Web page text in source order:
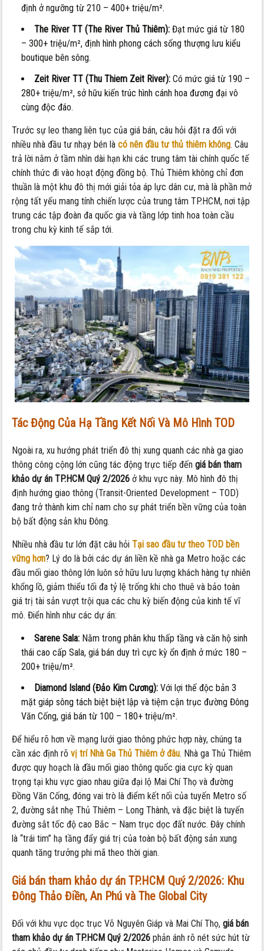
định ở ngưỡng từ 210 – 400+ triệu/m².
The River TT (The River Thủ Thiêm): Đạt mức giá từ 180
– 300+ triệu/m², định hình phong cách sống thượng lưu kiểu
boutique bên sông.
Zeit River TT (Thu Thiem Zeit River): Có mức giá từ 190 –
280+ triệu/m², sở hữu kiến trúc hình cánh hoa đương đại vô
cùng độc đáo.
Trước sự leo thang liên tục của giá bán, câu hỏi đặt ra đối với
nhiều nhà đầu tư nhạy bén làcó nên đầu tư thủ thiêm không. Câu
trả lời nằm ở tầm nhìn dài hạn khi các trung tâm tài chính quốc tế
chính thức đi vào hoạt động đồng bộ. Thủ Thiêm không chỉ đơn
thuần là một khu đô thị mới giải tỏa áp lực dân cư, mà là phần mở
rộng tất yếu mang tính chiến lược của trung tâm TP.HCM, nơi tập
trung các tập đoàn đa quốc gia và tầng lớp tinh hoa toàn cầu
trong chu kỳ kinh tế sắp tới.
Tác Động Của Hạ Tầng Kết Nối Và Mô Hình TOD
Ngoài ra, xu hướng phát triển đô thị xung quanh các nhà ga giao
thông công cộng lớn cũng tác động trực tiếp đếngiá bán tham
khảo dự án TP.HCM Quý 2/2026 ở khu vực này. Mô hình đô thị
định hướng giao thông (Transit-Oriented Development – TOD)
đang trở thành kim chỉ nam cho sự phát triển bền vững của toàn
bộ bất động sản khu Đông.
Nhiều nhà đầu tư lớn đặt câu hỏiTại sao đầu tư theo TOD bền
vững hơn? Lý do là bởi các dự án liền kề nhà ga Metro hoặc các
đầu mối giao thông lớn luôn sở hữu lưu lượng khách hàng tự nhiên
khổng lồ, giảm thiểu tối đa tỷ lệ trống khi cho thuê và bảo toàn
giá trị tài sản vượt trội qua các chu kỳ biến động của kinh tế vĩ
mô. Điển hình như các dự án:
Sarene Sala: Nằm trong phân khu thấp tầng và căn hộ sinh
thái cao cấp Sala, giá bán duy trì cực kỳ ổn định ở mức 180 –
200+ triệu/m².
Diamond Island (Đảo Kim Cương): Với lợi thế độc bản 3
mặt giáp sông tách biệt biệt lập và tiệm cận trục đường Đông
Văn Cống, giá bán từ 100 – 180+ triệu/m².
Để hiểu rõ hơn về mạng lưới giao thông phức hợp này, chúng ta
cần xác định rõvị trí Nhà Ga Thủ Thiêm ở đâu. Nhà ga Thủ Thiêm
được quy hoạch là đầu mối giao thông quốc gia cực kỳ quan
trọng tại khu vực giao nhau giữa đại lộ Mai Chí Thọ và đường
Đồng Văn Cống, đóng vai trò là điểm kết nối của tuyến Metro số
2, đường sắt nhẹ Thủ Thiêm – Long Thành, và đặc biệt là tuyến
đường sắt tốc độ cao Bắc – Nam trục dọc đất nước. Đây chính
là “trái tim” hạ tầng đẩy giá trị của toàn bộ bất động sản xung
quanh tăng trưởng phi mã theo thời gian.
Giá bán tham khảo dự án TP.HCM Quý 2/2026: Khu
Đông Thảo Điền, An Phú và The Global City
Đối với khu vực dọc trục Võ Nguyên Giáp và Mai Chí Thọ,giá bán
tham khảo dự án TP.HCM Quý 2/2026 phản ánh rõ nét sức hút từ